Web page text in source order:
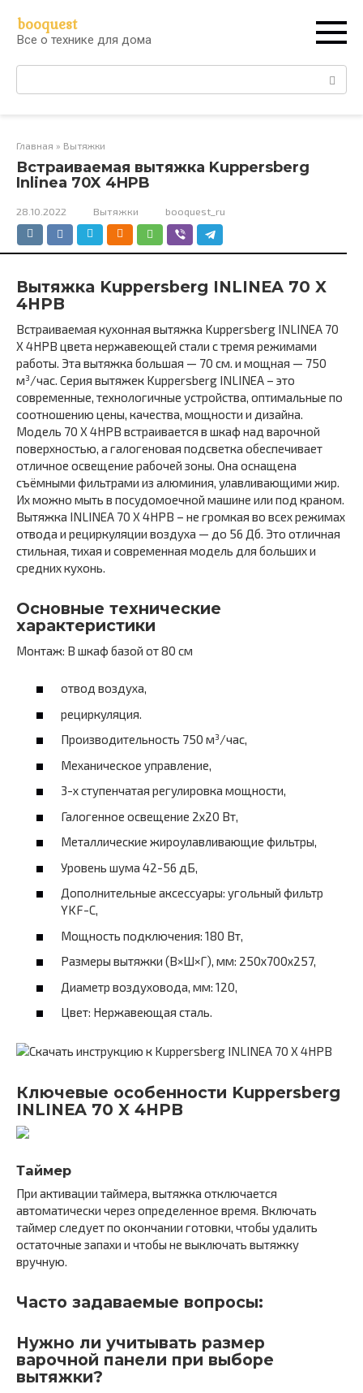
контенту
booquest
Все о технике для дома
Поиск:
Главная » Вытяжки
Встраиваемая вытяжка Kuppersberg
Inlinea 70X 4HPB
28.10.2022 Вытяжки booquest_ru
Вытяжка Kuppersberg INLINEA 70 X
4HPB
Встраиваемая кухонная вытяжка Kuppersberg INLINEA 70
X 4HPB цвета нержавеющей стали c тремя режимами
работы. Эта вытяжка большая — 70 см. и мощная — 750
м³/час. Серия вытяжек Kuppersberg INLINEA – это
современные, технологичные устройства, оптимальные по
соотношению цены, качества, мощности и дизайна.
Модель 70 X 4HPB встраивается в шкаф над варочной
поверхностью, а галогеновая подсветка обеспечивает
отличное освещение рабочей зоны. Она оснащена
съёмными фильтрами из алюминия, улавливающими жир.
Их можно мыть в посудомоечной машине или под краном.
Вытяжка INLINEA 70 X 4HPB – не громкая во всех режимах
отвода и рециркуляции воздуха — до 56 Дб. Это отличная
стильная, тихая и современная модель для больших и
средних кухонь.
Основные технические
характеристики
Монтаж: В шкаф базой от 80 см
отвод воздуха,
рециркуляция.
Производительность 750 м³/час,
Механическое управление,
3-х ступенчатая регулировка мощности,
Галогенное освещение 2х20 Вт,
Металлические жироулавливающие фильтры,
Уровень шума 42-56 дБ,
Дополнительные аксессуары: угольный фильтр
YKF-C,
Мощность подключения: 180 Вт,
Размеры вытяжки (В×Ш×Г), мм: 250х700х257,
Диаметр воздуховода, мм: 120,
Цвет: Нержавеющая сталь.
Ключевые особенности Kuppersberg
INLINEA 70 X 4HPB
Таймер
При активации таймера, вытяжка отключается
автоматически через определенное время. Включать
таймер следует по окончании готовки, чтобы удалить
остаточные запахи и чтобы не выключать вытяжку
вручную.
Часто задаваемые вопросы:
Нужно ли учитывать размер
варочной панели при выборе
вытяжки?